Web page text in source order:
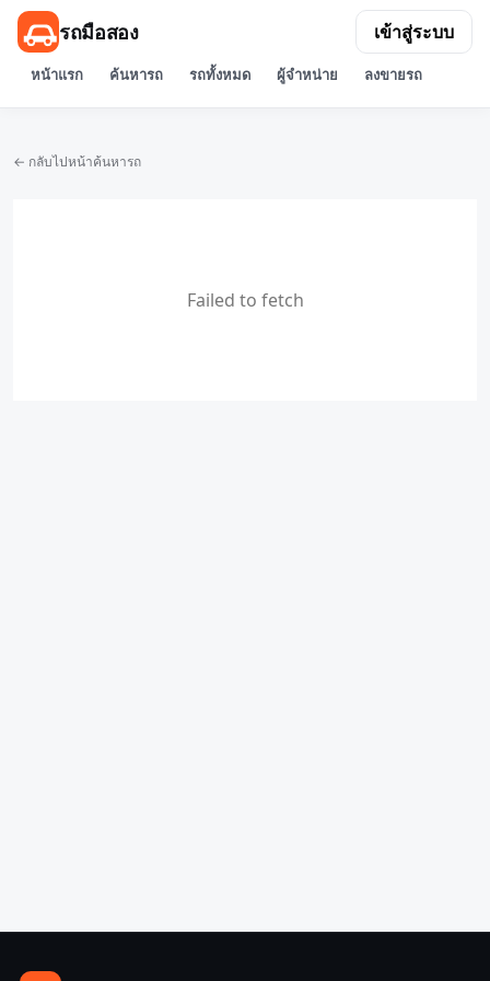
รถมือสอง
หน้าแรก ค้นหารถ รถทั้งหมด ผู้จำหน่าย ลงขายรถ
เข้าสู่ระบบ
← กลับไปหน้าค้นหารถ
Failed to fetch